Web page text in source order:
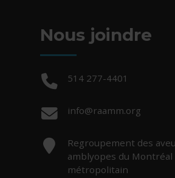
Nous joindre
Téléphone :
514 277-4401
Courriel :
info@raamm.org
Adresse :
Regroupement des
amblyopes du Montréal
métropolitain